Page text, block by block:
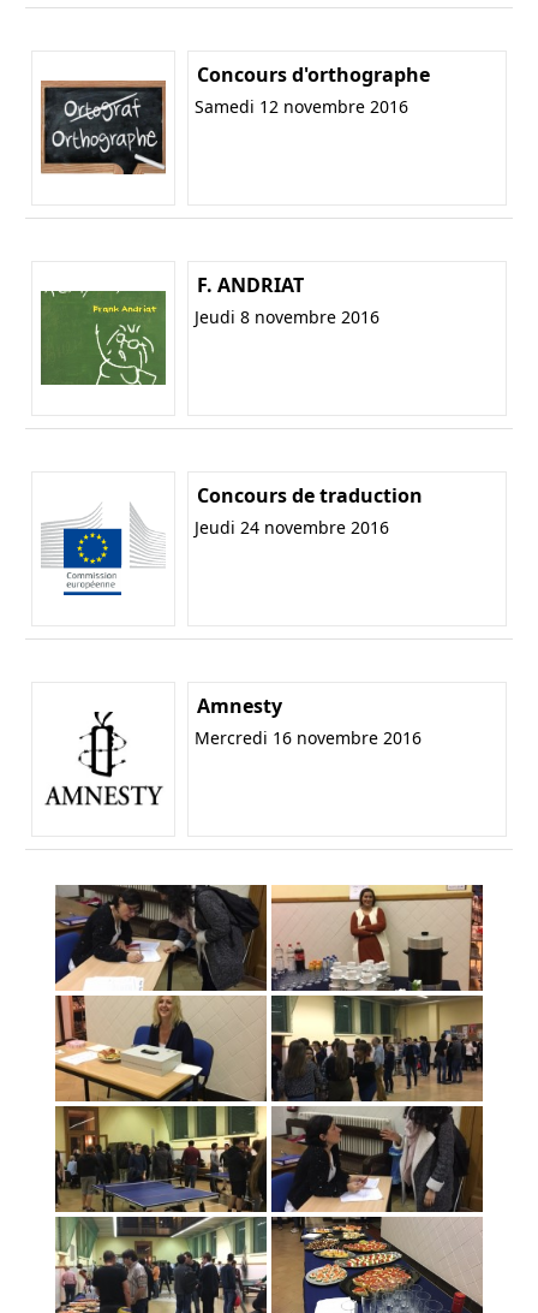
Concours d'orthographe
Samedi 12 novembre 2016
F. ANDRIAT
Jeudi 8 novembre 2016
Concours de traduction
Jeudi 24 novembre 2016
Amnesty
Mercredi 16 novembre 2016